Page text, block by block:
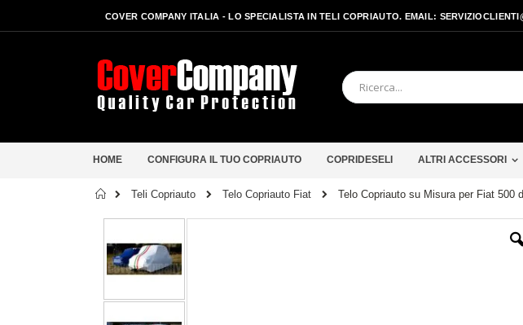
COVER COMPANY ITALIA - LO SPECIALISTA IN TELI COPRIAUTO. EMAIL:
HOME CONFIGURA IL TUO COPRIAUTO COPRIDESELI ALTRI ACCESSORI
Home
Teli Copriauto Telo Copriauto Fiat Telo Copriauto su Misura per Fiat 500
fine
della
galleria
immagini